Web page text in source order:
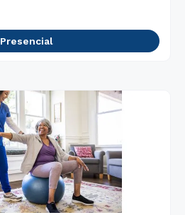
Presencial